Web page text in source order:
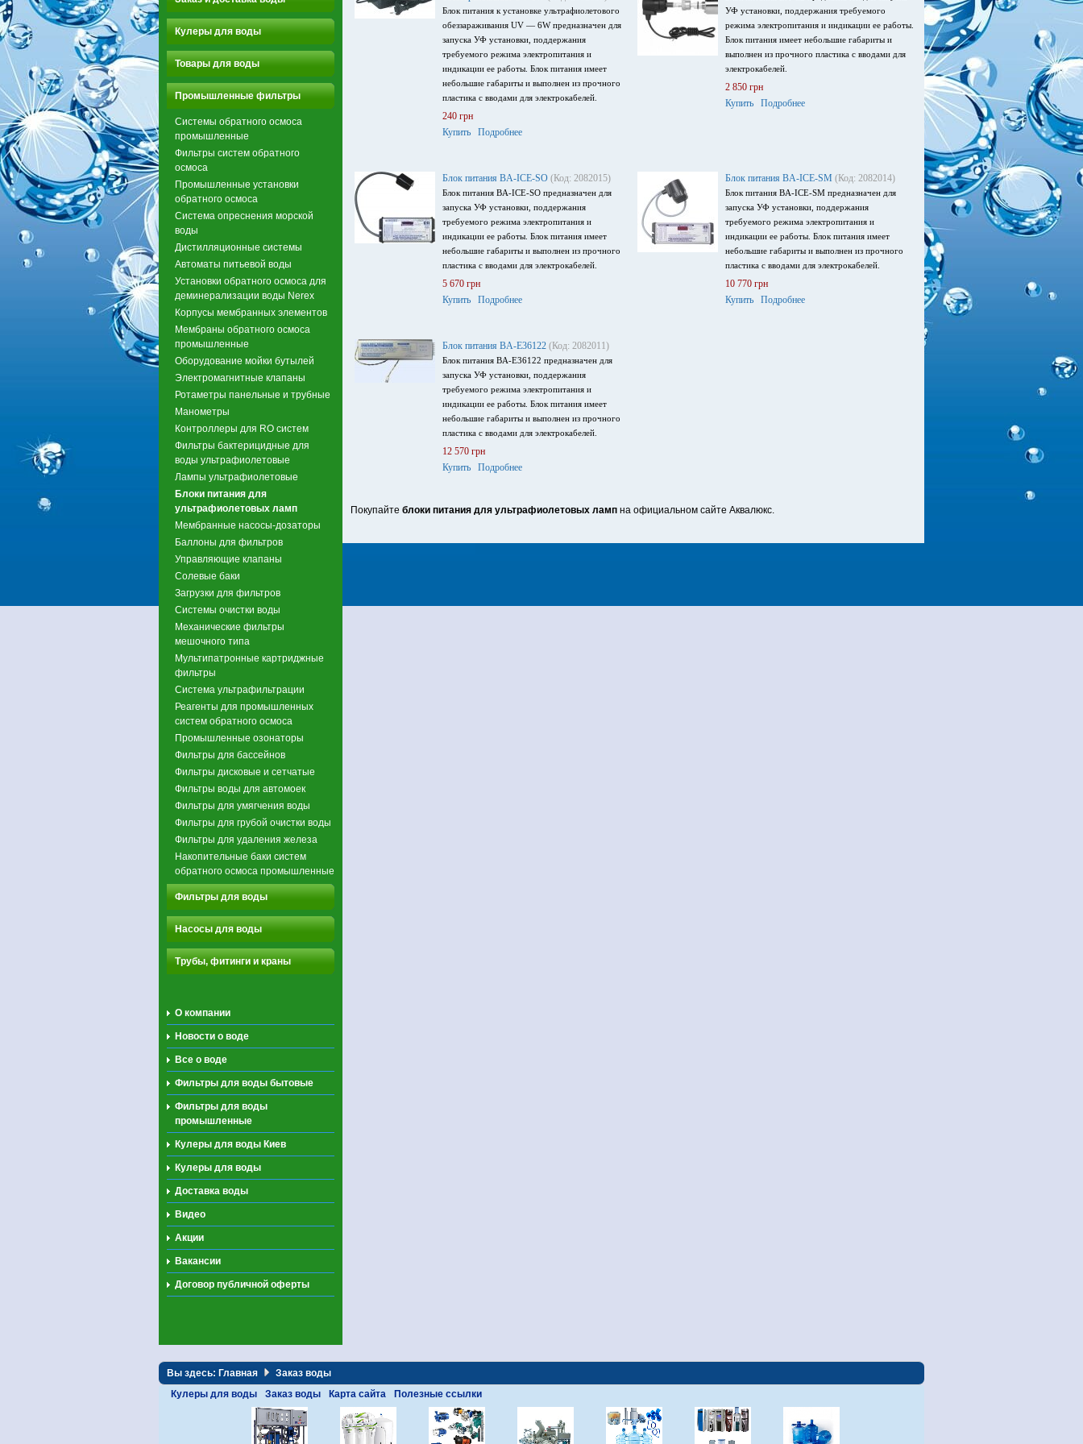
Кулеры для воды
Товары для воды
Промышленные фильтры
Системы обратного осмоса
промышленные
Фильтры систем обратного
осмоса
Промышленные установки
обратного осмоса
Система опреснения морской
воды
Дистилляционные системы
Автоматы питьевой воды
Установки обратного осмоса для
деминерализации воды Nerex
Корпусы мембранных элементов
Мембраны обратного осмоса
промышленные
Оборудование мойки бутылей
Электромагнитные клапаны
Ротаметры панельные и трубные
Манометры
Контроллеры для RO систем
Фильтры бактерицидные для
воды ультрафиолетовые
Лампы ультрафиолетовые
Блоки питания для
ультрафиолетовых ламп
Мембранные насосы-дозаторы
Баллоны для фильтров
Управляющие клапаны
Солевые баки
Загрузки для фильтров
Системы очистки воды
Механические фильтры
мешочного типа
Мультипатронные картриджные
фильтры
Система ультрафильтрации
Реагенты для промышленных
систем обратного осмоса
Промышленные озонаторы
Фильтры для бассейнов
Фильтры дисковые и сетчатые
Фильтры воды для автомоек
Фильтры для умягчения воды
Фильтры для грубой очистки воды
Фильтры для удаления железа
Накопительные баки систем
обратного осмоса промышленные
Фильтры для воды
Насосы для воды
Трубы, фитинги и краны
О компании
Новости о воде
Все о воде
Фильтры для воды бытовые
Фильтры для воды
промышленные
Кулеры для воды Киев
Кулеры для воды
Доставка воды
Видео
Акции
Вакансии
Договор публичной оферты
Блок питания к установке ультрафиолетового
обеззараживания UV ― 6W предназначен для
запуска УФ установки, поддержания
требуемого режима электропитания и
индикации ее работы. Блок питания имеет
небольшие габариты и выполнен из прочного
пластика с вводами для электрокабелей.
240 грн
Купить
Подробнее
УФ установки, поддержания требуемого
режима электропитания и индикации ее работы.
Блок питания имеет небольшие габариты и
выполнен из прочного пластика с вводами для
электрокабелей.
2 850 грн
Купить
Подробнее
Блок питания BA-ICE-SO (Код: 2082015)
Блок питания BA-ICE-SO предназначен для
запуска УФ установки, поддержания
требуемого режима электропитания и
индикации ее работы. Блок питания имеет
небольшие габариты и выполнен из прочного
пластика с вводами для электрокабелей.
5 670 грн
Купить
Подробнее
Блок питания BA-ICE-SM (Код: 2082014)
Блок питания BA-ICE-SM предназначен для
запуска УФ установки, поддержания
требуемого режима электропитания и
индикации ее работы. Блок питания имеет
небольшие габариты и выполнен из прочного
пластика с вводами для электрокабелей.
10 770 грн
Купить
Подробнее
Блок питания BA-E36122 (Код: 2082011)
Блок питания BA-E36122 предназначен для
запуска УФ установки, поддержания
требуемого режима электропитания и
индикации ее работы. Блок питания имеет
небольшие габариты и выполнен из прочного
пластика с вводами для электрокабелей.
12 570 грн
Купить
Подробнее
Покупайте блоки питания для ультрафиолетовых ламп на официальном сайте Аквалюкс.
Вы здесь: Главная
Заказ воды
Кулеры для воды
Заказ воды Карта сайта Полезные ссылки